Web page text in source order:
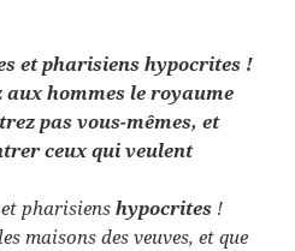
et pharisiens hypocrites !
aux hommes le royaume
pas vous-mêmes, et
ceux qui veulent
et pharisienshypocrites !
maisons des veuves, et que